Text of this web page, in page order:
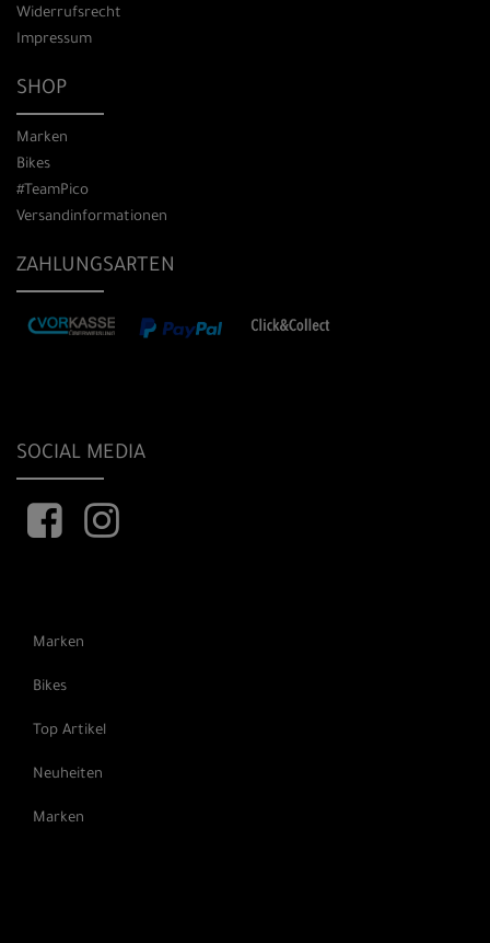
Widerrufsrecht
Impressum
SHOP
Marken
Bikes
#TeamPico
Versandinformationen
ZAHLUNGSARTEN
SOCIAL MEDIA
Marken
Bikes
Top Artikel
Neuheiten
Marken